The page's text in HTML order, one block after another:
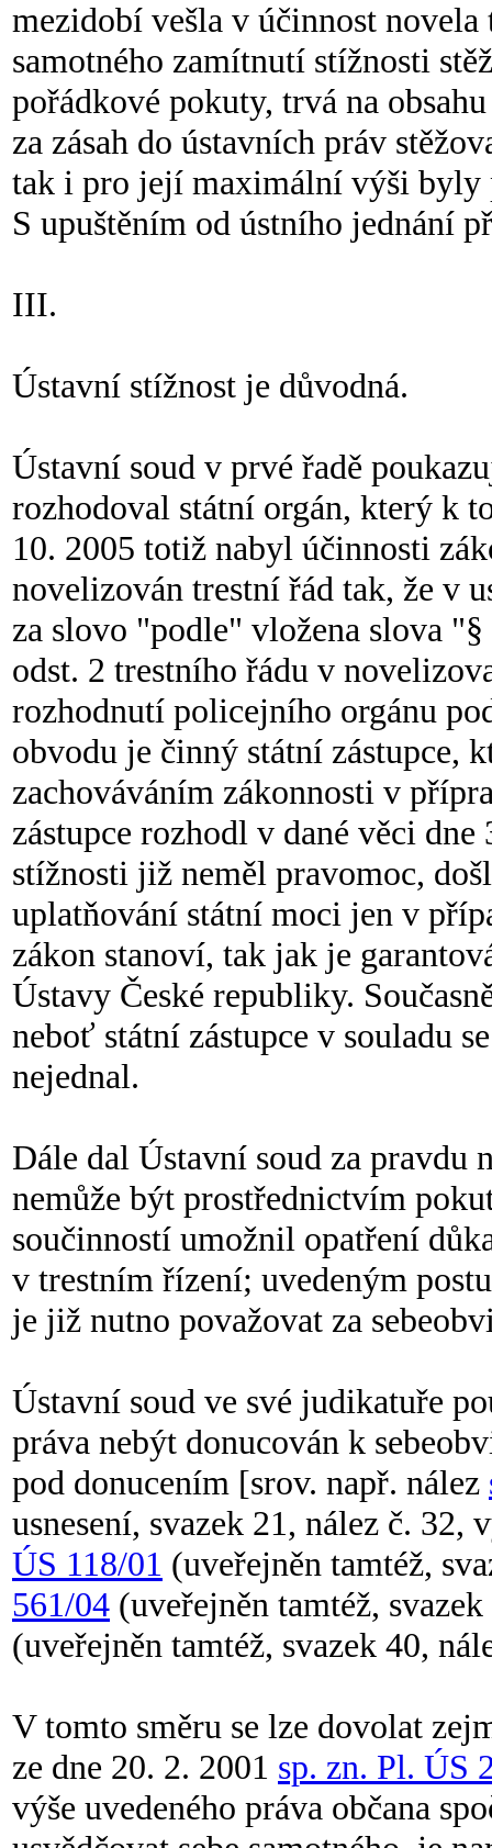
mezidobí vešla v účinnost
samotného zamítnutí stížnosti
pořádkové pokuty, trvá na
za zásah do ústavních práv
tak i pro její maximální výši byly
S upuštěním od ústního jednání
III.
Ústavní stížnost je důvodná.
Ústavní soud v prvé řadě
rozhodoval státní orgán, který k
10. 2005 totiž nabyl účinnosti
novelizován trestní řád tak, že v
za slovo "podle" vložena slova
odst. 2 trestního řádu v
rozhodnutí policejního orgánu
obvodu je činný státní zástupce,
zachováváním zákonnosti v
zástupce rozhodl v dané věci
stížnosti již neměl pravomoc,
uplatňování státní moci jen v
zákon stanoví, tak jak je
Ústavy České republiky.
neboť státní zástupce v souladu
nejednal.
Dále dal Ústavní soud za pravdu
nemůže být prostřednictvím
součinností umožnil opatření
v trestním řízení; uvedeným
je již nutno považovat za
Ústavní soud ve své judikatuře
práva nebýt donucován k
pod donucením [srov. např. nález
usnesení, svazek 21, nález č.
ÚS 118/01 (uveřejněn tamtéž,
561/04 (uveřejněn tamtéž,
(uveřejněn tamtéž, svazek 40,
V tomto směru se lze dovolat
ze dne 20. 2. 2001 sp. zn. Pl. ÚS
výše uvedeného práva občana